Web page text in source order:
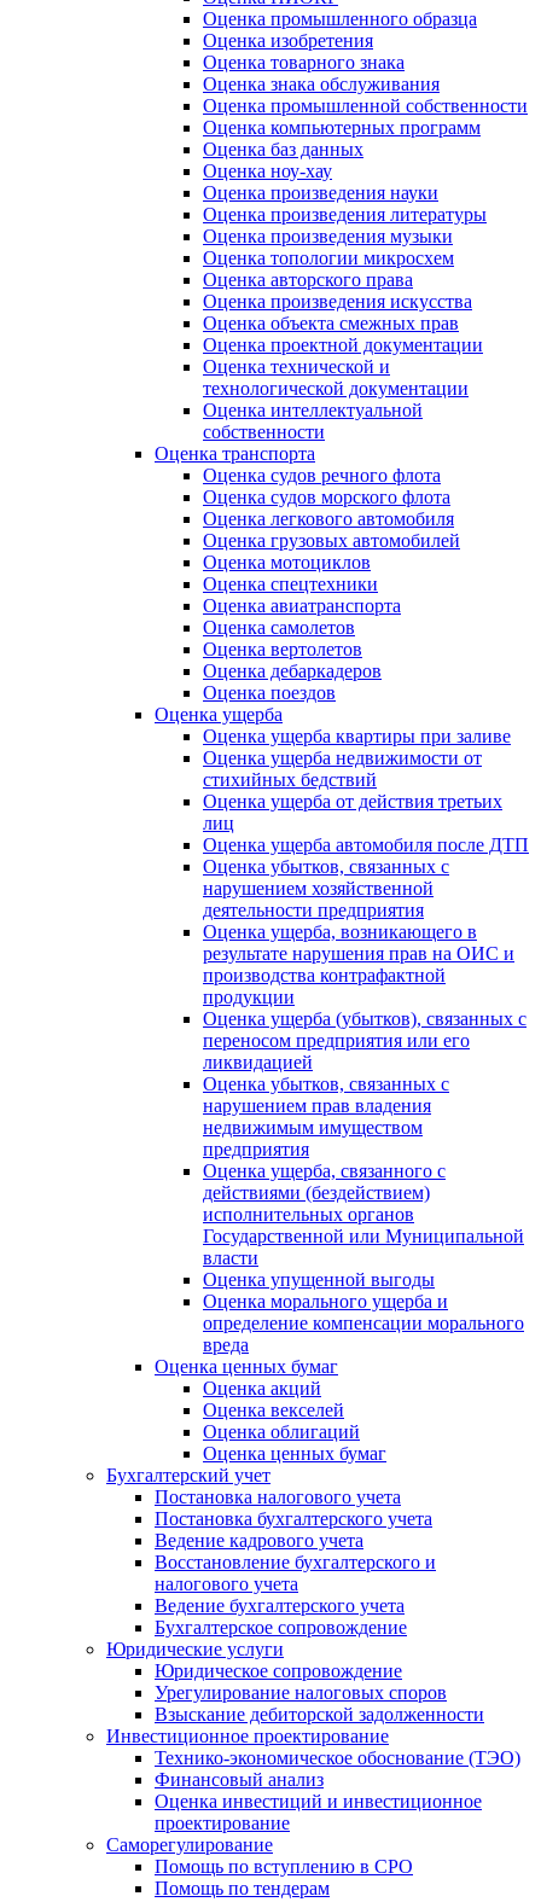
Оценка промышленного образца
Оценка изобретения
Оценка товарного знака
Оценка знака обслуживания
Оценка промышленной собственности
Оценка компьютерных программ
Оценка баз данных
Оценка ноу-хау
Оценка произведения науки
Оценка произведения литературы
Оценка произведения музыки
Оценка топологии микросхем
Оценка авторского права
Оценка произведения искусства
Оценка объекта смежных прав
Оценка проектной документации
Оценка технической и
технологической документации
Оценка интеллектуальной
собственности
Оценка транспорта
Оценка судов речного флота
Оценка судов морского флота
Оценка легкового автомобиля
Оценка грузовых автомобилей
Оценка мотоциклов
Оценка спецтехники
Оценка авиатранспорта
Оценка самолетов
Оценка вертолетов
Оценка дебаркадеров
Оценка поездов
Оценка ущерба
Оценка ущерба квартиры при заливе
Оценка ущерба недвижимости от
стихийных бедствий
Оценка ущерба от действия третьих
лиц
Оценка ущерба автомобиля после ДТП
Оценка убытков, связанных с
нарушением хозяйственной
деятельности предприятия
Оценка ущерба, возникающего в
результате нарушения прав на ОИС и
производства контрафактной
продукции
Оценка ущерба (убытков), связанных с
переносом предприятия или его
ликвидацией
Оценка убытков, связанных с
нарушением прав владения
недвижимым имуществом
предприятия
Оценка ущерба, связанного с
действиями (бездействием)
исполнительных органов
Государственной или Муниципальной
власти
Оценка упущенной выгоды
Оценка морального ущерба и
определение компенсации морального
вреда
Оценка ценных бумаг
Оценка акций
Оценка векселей
Оценка облигаций
Оценка ценных бумаг
Бухгалтерский учет
Постановка налогового учета
Постановка бухгалтерского учета
Ведение кадрового учета
Восстановление бухгалтерского и
налогового учета
Ведение бухгалтерского учета
Бухгалтерское сопровождение
Юридические услуги
Юридическое сопровождение
Урегулирование налоговых споров
Взыскание дебиторской задолженности
Инвестиционное проектирование
Технико-экономическое обоснование (ТЭО)
Финансовый анализ
Оценка инвестиций и инвестиционное
проектирование
Саморегулирование
Помощь по вступлению в СРО
Помощь по тендерам